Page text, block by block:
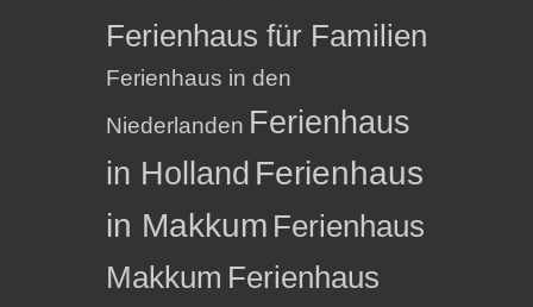
Ferienhaus für Familien
Ferienhaus in den
Niederlanden Ferienhaus
in Holland Ferienhaus
in Makkum Ferienhaus
Makkum Ferienhaus